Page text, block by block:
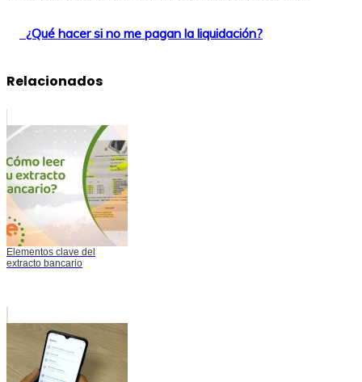
¿Qué hacer si no me pagan la liquidación?
Relacionados
Elementos clave del
extracto bancario